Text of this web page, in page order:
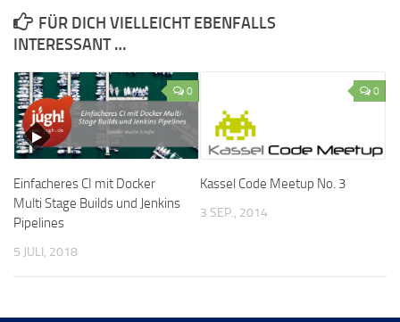
FÜR DICH VIELLEICHT EBENFALLS
INTERESSANT …
0
Einfacheres CI mit Docker
Multi Stage Builds und Jenkins
Pipelines
5 JULI, 2018
0
Kassel Code Meetup No. 3
3 SEP., 2014